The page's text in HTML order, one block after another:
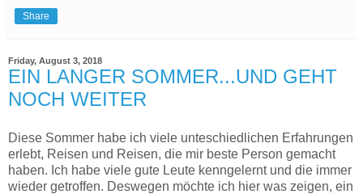
Share
Friday, August 3, 2018
EIN LANGER SOMMER...UND GEHT
NOCH WEITER
Diese Sommer habe ich viele unteschiedlichen Erfahrungen
erlebt, Reisen und Reisen, die mir beste Person gemacht
haben. Ich habe viele gute Leute kenngelernt und die immer
wieder getroffen. Deswegen möchte ich hier was zeigen, ein